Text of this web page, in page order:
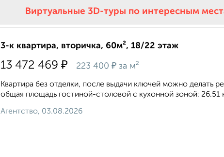
Виртуальные 3D-туры по интересным
3-к квартира, вторичка, 60м², 18/22 этаж
13 472 469 ₽ 223 400 ₽ за м²
Квартира без отделки, после выдачи ключей можно делать
общая площадь гостиной-столовой с кухонной зоной: 26.51
Агентство, 03.08.2026